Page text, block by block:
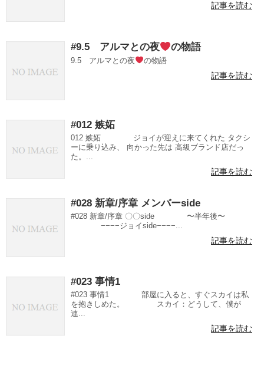
記事を読む
#9.5 アルマとの夜 の物語
9.5 アルマとの夜 の物語
記事を読む
#012 嫉妬
012 嫉妬 ジョイが迎えに来てくれた タクシ
ーに乗り込み、 向かった先は 高級ブランド店だっ
た。...
記事を読む
#028 新章/序章 メンバーside
#028 新章/序章 〇〇side 〜半年後〜
−−−−ジョイside−−−−...
記事を読む
#023 事情1
#023 事情1 部屋に入ると、すぐスカイは私
を抱きしめた。 スカイ：どうして、僕が
連...
記事を読む